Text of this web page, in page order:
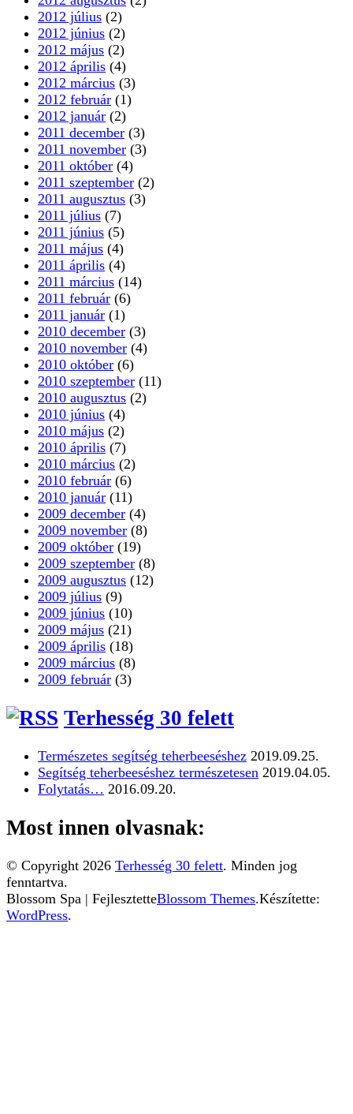
2012 július (2)
2012 június (2)
2012 május (2)
2012 április (4)
2012 március (3)
2012 február (1)
2012 január (2)
2011 december (3)
2011 november (3)
2011 október (4)
2011 szeptember (2)
2011 augusztus (3)
2011 július (7)
2011 június (5)
2011 május (4)
2011 április (4)
2011 március (14)
2011 február (6)
2011 január (1)
2010 december (3)
2010 november (4)
2010 október (6)
2010 szeptember (11)
2010 augusztus (2)
2010 június (4)
2010 május (2)
2010 április (7)
2010 március (2)
2010 február (6)
2010 január (11)
2009 december (4)
2009 november (8)
2009 október (19)
2009 szeptember (8)
2009 augusztus (12)
2009 július (9)
2009 június (10)
2009 május (21)
2009 április (18)
2009 március (8)
2009 február (3)
Terhesség 30 felett
Természetes segítség teherbeeséshez 2019.09.25.
Segítség teherbeeséshez természetesen 2019.04.05.
Folytatás… 2016.09.20.
Most innen olvasnak:
© Copyright 2026 Terhesség 30 felett. Minden jog
fenntartva.
Blossom Spa | FejlesztetteBlossom Themes.Készítette:
WordPress.